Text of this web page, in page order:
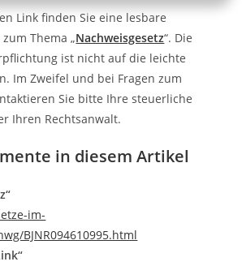
Link finden Sie eine lesbare
Thema „Nachweisgesetz“. Die
ist nicht auf die leichte
Im Zweifel und bei Fragen zum
Sie bitte Ihre steuerliche
Ihren Rechtsanwalt.
in diesem Artikel
im-
BJNR094610995.html